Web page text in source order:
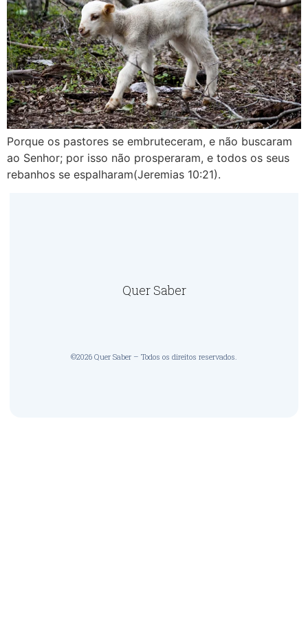
Porque os pastores se embruteceram, e não buscaram
ao Senhor; por isso não prosperaram, e todos os seus
rebanhos se espalharam(Jeremias 10:21).
Quer Saber
©2026 Quer Saber – Todos os direitos reservados.